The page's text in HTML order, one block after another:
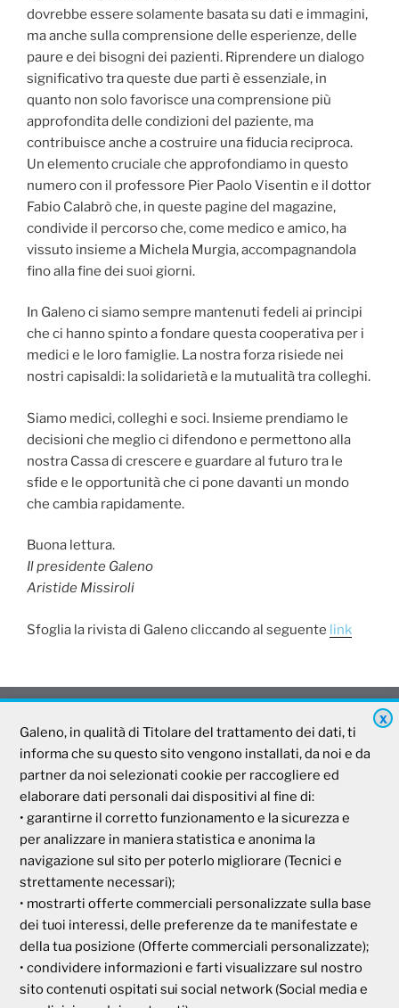
dovrebbe essere solamente basata su dati e immagini,
ma anche sulla comprensione delle esperienze, delle
paure e dei bisogni dei pazienti. Riprendere un dialogo
significativo tra queste due parti è essenziale, in
quanto non solo favorisce una comprensione più
approfondita delle condizioni del paziente, ma
contribuisce anche a costruire una fiducia reciproca.
Un elemento cruciale che approfondiamo in questo
numero con il professore Pier Paolo Visentin e il dottor
Fabio Calabrò che, in queste pagine del magazine,
condivide il percorso che, come medico e amico, ha
vissuto insieme a Michela Murgia, accompagnandola
fino alla fine dei suoi giorni.
In Galeno ci siamo sempre mantenuti fedeli ai principi
che ci hanno spinto a fondare questa cooperativa per i
medici e le loro famiglie. La nostra forza risiede nei
nostri capisaldi: la solidarietà e la mutualità tra colleghi.
Siamo medici, colleghi e soci. Insieme prendiamo le
decisioni che meglio ci difendono e permettono alla
nostra Cassa di crescere e guardare al futuro tra le
sfide e le opportunità che ci pone davanti un mondo
che cambia rapidamente.
Buona lettura.
Il presidente Galeno
Aristide Missiroli
Sfoglia la rivista di Galeno cliccando al seguente link
Galeno
Società Mutua Cooperativa
Via Parigi, 11
00185 Roma
P.I e C.F. 04273791006
Tel. 800 99 93 83
Fax 06 44 24 87 05
e-mail:backoffice@cassagaleno.it
X
Galeno, in qualità di Titolare del trattamento dei dati, ti
informa che su questo sito vengono installati, da noi e da
partner da noi selezionati cookie per raccogliere ed
elaborare dati personali dai dispositivi al fine di:
• garantirne il corretto funzionamento e la sicurezza e
per analizzare in maniera statistica e anonima la
navigazione sul sito per poterlo migliorare (Tecnici e
strettamente necessari);
• mostrarti offerte commerciali personalizzate sulla base
dei tuoi interessi, delle preferenze da te manifestate e
della tua posizione (Offerte commerciali personalizzate);
• condividere informazioni e farti visualizzare sul nostro
sito contenuti ospitati sui social network (Social media e